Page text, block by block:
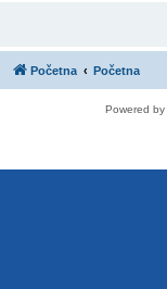
Početna Početna
Powered by